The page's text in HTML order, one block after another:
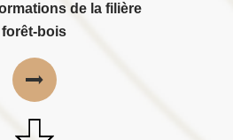
de la filière
forêt-bois